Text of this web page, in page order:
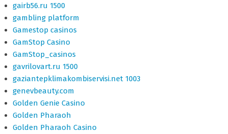
gairb56.ru 1500
gambling platform
Gamestop casinos
GamStop Casino
GamStop_casinos
gavrilovart.ru 1500
gaziantepklimakombiservisi.net 1003
genevbeauty.com
Golden Genie Casino
Golden Pharaoh
Golden Pharaoh Casino